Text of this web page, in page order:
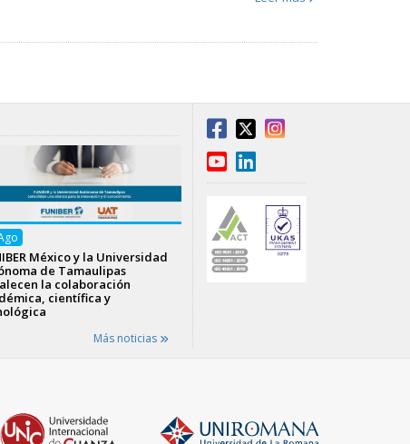
México y la Universidad
de Tamaulipas
la colaboración
científica y
Más noticias